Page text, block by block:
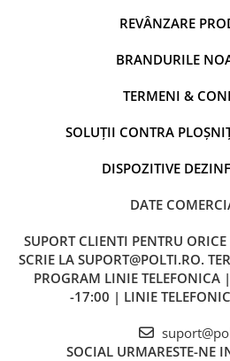
REVÂNZARE
BRANDURILE
TERMENI &
SOLUȚII CONTRA
DISPOZITIVE
DATE
SUPORT CLIENTI PENTRU
SCRIE LA SUPORT@POLTI.RO.
PROGRAM LINIE
-17:00 | LINIE
SOCIAL URMARESTE-NE